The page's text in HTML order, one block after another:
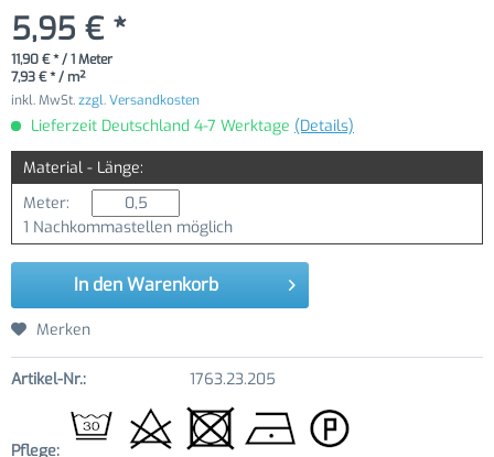
5,95 € *
11,90 € * / 1 Meter
7,93 € * / m²
inkl. MwSt.zzgl. Versandkosten
Lieferzeit Deutschland 4-7 Werktage (Details)
Material - Länge:
Meter:
1 Nachkommastellen möglich
In den Warenkorb
Merken
Artikel-Nr.: 1763.23.205
Pflege: